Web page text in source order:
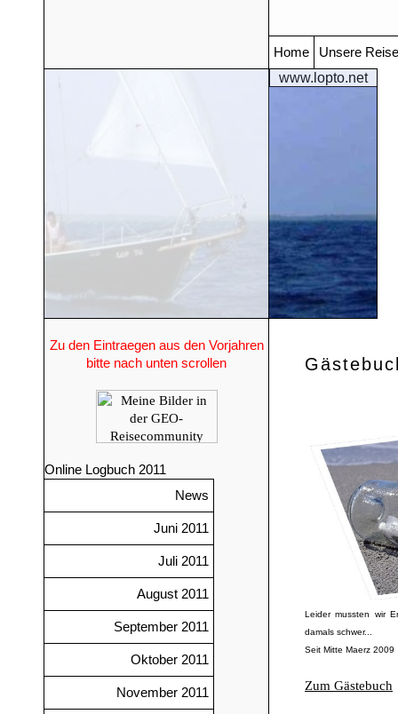
Home Unsere Reise
www.lopto.net
Zu den Eintraegen aus den Vorjahren
bitte nach unten scrollen
Online Logbuch 2011
News
Juni 2011
Juli 2011
August 2011
September 2011
Oktober 2011
November 2011
Leider mussten wir
damals schwer...
Seit Mitte Maerz
Zum Gästebuch